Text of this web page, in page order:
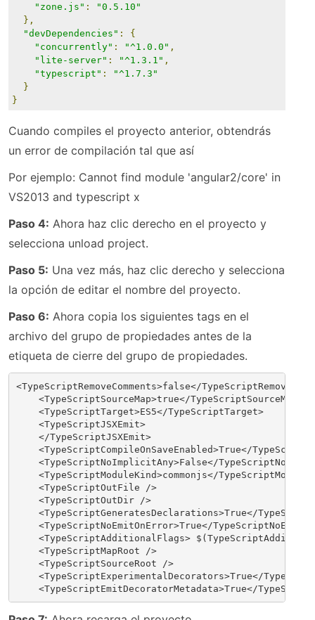
"zone.js" :
"0.5.10"
},
"devDependencies" :
{
"concurrently" : "^1.0.0" ,
"lite-server" : "^1.3.1" ,
"typescript" :
"^1.7.3"
}
}
Cuando compiles el proyecto anterior, obtendrás
un error de compilación tal que así
Por ejemplo: Cannot find module 'angular2/core' in
VS2013 and typescript x
Paso 4: Ahora haz clic derecho en el proyecto y
selecciona unload project.
Paso 5: Una vez más, haz clic derecho y selecciona
la opción de editar el nombre del proyecto.
Paso 6: Ahora copia los siguientes tags en el
archivo del grupo de propiedades antes de la
etiqueta de cierre del grupo de propiedades.
<TypeScriptRemoveComments>false</
<TypeScriptSourceMap>true</TypeScriptSourceMap>
<TypeScriptTarget>ES5</TypeScriptTarget>
<TypeScriptJSXEmit>
</TypeScriptJSXEmit>
<TypeScriptCompileOnSaveEnabled>True</
<TypeScriptNoImplicitAny>False</
<TypeScriptModuleKind>commonjs</
<TypeScriptOutFile />
<TypeScriptOutDir />
<TypeScriptGeneratesDeclarations>True</
<TypeScriptNoEmitOnError>True</
<TypeScriptAdditionalFlags>
<TypeScriptMapRoot />
<TypeScriptSourceRoot />
<TypeScriptExperimentalDecorators>True</
<TypeScriptEmitDecoratorMetadata>True</